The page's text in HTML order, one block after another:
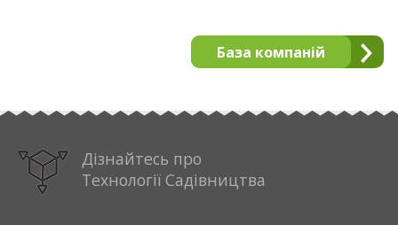
База компаній
Дізнайтесь про
Технології Садівництва